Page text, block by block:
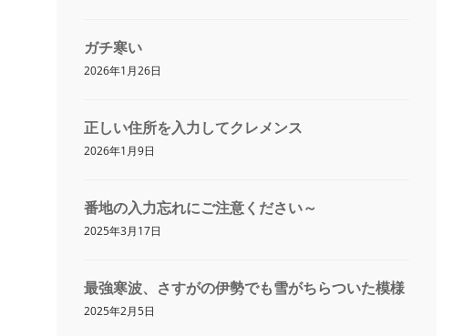
ガチ寒い
2026年1月26日
正しい住所を入力してクレメンス
2026年1月9日
番地の入力忘れにご注意ください～
2025年3月17日
最強寒波、さすがの伊勢でも雪がちらついた模様
2025年2月5日